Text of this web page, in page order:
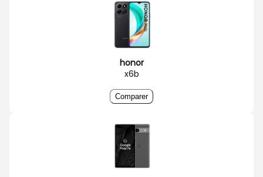
honor
x6b
Comparer